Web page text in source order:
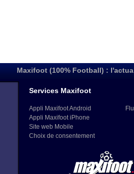
Maxifoot (100% Football) :
Services Maxifoot
Appli Maxifoot Android
Appli Maxifoot iPhone
Site web Mobile
Choix de consentement